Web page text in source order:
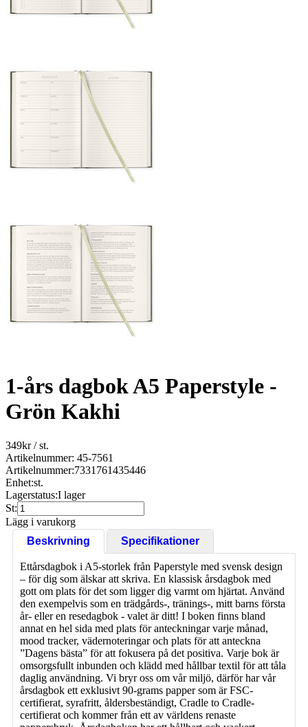
1-års dagbok A5 Paperstyle -
Grön Kakhi
349kr/ st.
Artikelnummer: 45-7561
Artikelnummer:7331761435446
Enhet:st.
Lagerstatus:I lager
St:
Lägg i varukorg
Beskrivning
Specifikationer
Ettårsdagbok i A5-storlek från Paperstyle med svensk design
– för dig som älskar att skriva. En klassisk årsdagbok med
gott om plats för det som ligger dig varmt om hjärtat. Använd
den exempelvis som en trädgårds-, tränings-, mitt barns första
år- eller en resedagbok - valet är ditt! I boken finns bland
annat en hel sida med plats för anteckningar varje månad,
mood tracker, vädernoteringar och plats för att anteckna
”Dagens bästa” för att fokusera på det positiva. Varje bok är
omsorgsfullt inbunden och klädd med hållbar textil för att tåla
daglig användning. Vi bryr oss om vår miljö, därför har vår
årsdagbok ett exklusivt 90-grams papper som är FSC-
certifierat, syrafritt, åldersbeständigt, Cradle to Cradle-
certifierat och kommer från ett av världens renaste